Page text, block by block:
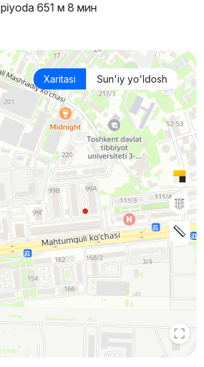
piyoda 651 м 8 мин
Xaritasi Sun'iy yo'ldosh